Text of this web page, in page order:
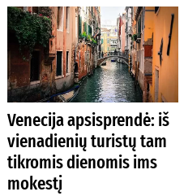
Venecija apsisprendė: iš
vienadienių turistų tam
tikromis dienomis ims
mokestį